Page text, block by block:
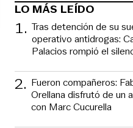
LO MÁS LEÍDO
1. Tras detención de su
operativo antidrogas:
Palacios rompió el
2. Fueron compañeros:
Orellana disfrutó de un
con Marc Cucurella